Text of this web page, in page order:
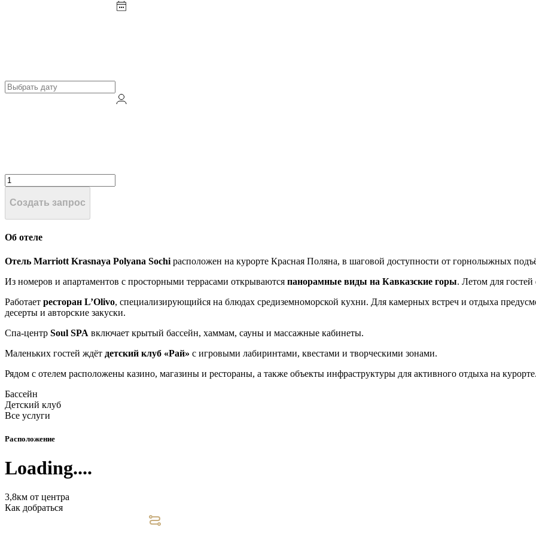
Создать запрос
Об отеле
Отель Marriott Krasnaya Polyana Sochi расположен на курорте Красная Поляна, в шаговой доступности от горнолыжных
Из номеров и апартаментов с просторными террасами открываются панорамные виды на Кавказские горы. Летом для гостей
Работает ресторан L’Olivo, специализирующийся на блюдах средиземноморской кухни. Для камерных встреч и отдыха
десерты и авторские закуски.
Спа-центр Soul SPA включает крытый бассейн, хаммам, сауны и массажные кабинеты.
Маленьких гостей ждёт детский клуб «Рай» с игровыми лабиринтами, квестами и творческими зонами.
Рядом с отелем расположены казино, магазины и рестораны, а также объекты инфраструктуры для активного отдыха на курорте.
Бассейн
Детский клуб
Все услуги
Расположение
Loading....
3,8км от центра
Как добраться